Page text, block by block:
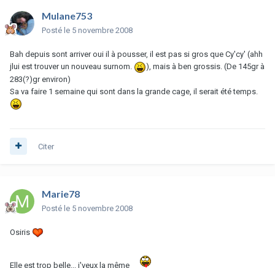
Mulane753
Posté le 5 novembre 2008
Bah depuis sont arriver oui il à pousser, il est pas si gros que Cy'cy' (ahh
jlui est trouver un nouveau surnom.
), mais à ben grossis. (De 145gr à
283(?)gr environ)
Sa va faire 1 semaine qui sont dans la grande cage, il serait été temps.
Citer
Marie78
Posté le 5 novembre 2008
Osiris
Elle est trop belle... j'veux la même